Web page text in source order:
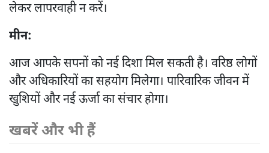
लेकर लापरवाही न करें।
मीन:
आज आपके सपनों को नई दिशा मिल सकती है। वरिष्ठ लोगों
और अधिकारियों का सहयोग मिलेगा। पारिवारिक जीवन में
खुशियों और नई ऊर्जा का संचार होगा।
खबरें और भी हैं